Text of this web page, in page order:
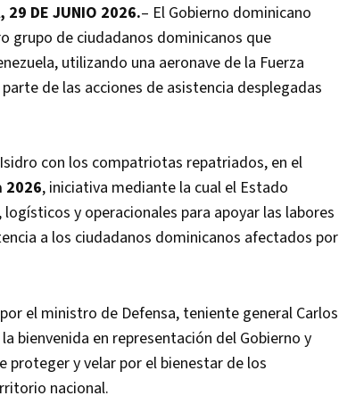
29 DE JUNIO 2026.– El Gobierno dominicano
de ciudadanos dominicanos que
utilizando una aeronave de la Fuerza
de las acciones de asistencia desplegadas
con los compatriotas repatriados, en el
2026, iniciativa mediante la cual el Estado
y operacionales para apoyar las labores
a los ciudadanos dominicanos afectados por
el ministro de Defensa, teniente general Carlos
bienvenida en representación del Gobierno y
y velar por el bienestar de los
nacional.